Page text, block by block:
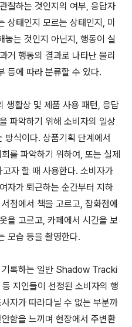
찰하는 것인지의 여부, 응답자
상태인지 모르는 상태인지, 미
놓는 것인지 아닌지, 행동이 실
거 행동의 결과로 나타난 물리
등에 따라 분류할 수 있다.
활상 및 제품 사용 패턴, 응답
파악하기 위해 소비자의 일상
방식이다. 상품기획 단계에서
를 파악하기 위하여, 또는 실제
자 할 때 사용한다. 소비자가
자가 퇴근하는 순간부터 지하
점에서 책을 고르고, 잡화점에
을 고르고, 카페에서 시간을 보
모습 등을 촬영한다.
록하는 일반 Shadow Tracki
지인들이 선정된 소비자의 행
자가 따라다닐 수 없는 부분까
함을 느끼며 현장에서 주변환